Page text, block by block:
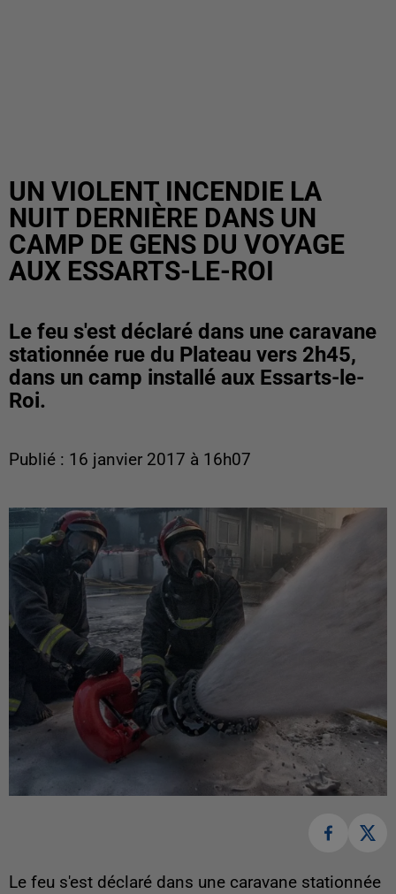
UN VIOLENT INCENDIE LA
NUIT DERNIÈRE DANS UN
CAMP DE GENS DU VOYAGE
AUX ESSARTS-LE-ROI
Le feu s'est déclaré dans une caravane
stationnée rue du Plateau vers 2h45,
dans un camp installé aux Essarts-le-
Roi.
Publié : 16 janvier 2017 à 16h07
Le feu s'est déclaré dans une caravane stationnée